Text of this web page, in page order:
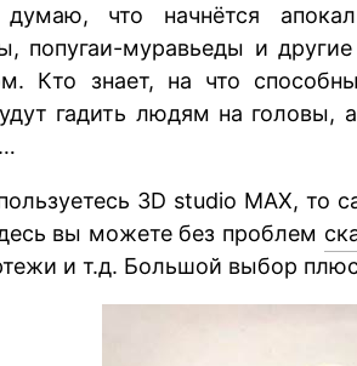
что начнётся
попугаи-муравьеды и
Кто знает, на что
гадить людям на головы,
3D studio MAX, то
вы можете без проблем
и т.д. Большой выбор